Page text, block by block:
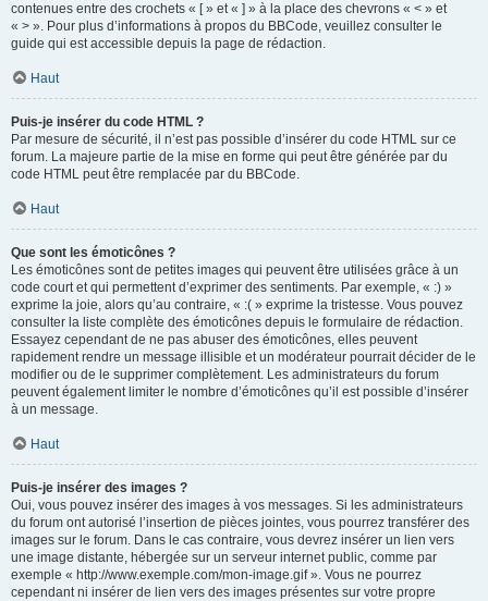
contenues entre des crochets « [ » et « ] » à la place des chevrons « < » et
« > ». Pour plus d’informations à propos du BBCode, veuillez consulter le
guide qui est accessible depuis la page de rédaction.
Haut
Puis-je insérer du code HTML ?
Par mesure de sécurité, il n’est pas possible d’insérer du code HTML sur ce
forum. La majeure partie de la mise en forme qui peut être générée par du
code HTML peut être remplacée par du BBCode.
Haut
Que sont les émoticônes ?
Les émoticônes sont de petites images qui peuvent être utilisées grâce à un
code court et qui permettent d’exprimer des sentiments. Par exemple, « :) »
exprime la joie, alors qu’au contraire, « :( » exprime la tristesse. Vous pouvez
consulter la liste complète des émoticônes depuis le formulaire de rédaction.
Essayez cependant de ne pas abuser des émoticônes, elles peuvent
rapidement rendre un message illisible et un modérateur pourrait décider de le
modifier ou de le supprimer complètement. Les administrateurs du forum
peuvent également limiter le nombre d’émoticônes qu’il est possible d’insérer
à un message.
Haut
Puis-je insérer des images ?
Oui, vous pouvez insérer des images à vos messages. Si les administrateurs
du forum ont autorisé l’insertion de pièces jointes, vous pourrez transférer des
images sur le forum. Dans le cas contraire, vous devrez insérer un lien vers
une image distante, hébergée sur un serveur internet public, comme par
exemple « http://www.exemple.com/mon-image.gif ». Vous ne pourrez
cependant ni insérer de lien vers des images présentes sur votre propre